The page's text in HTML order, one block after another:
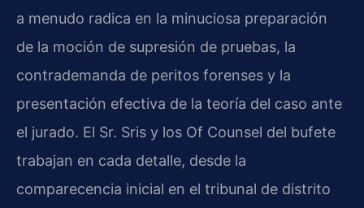
a menudo radica en la minuciosa preparación
de la moción de supresión de pruebas, la
contrademanda de peritos forenses y la
presentación efectiva de la teoría del caso ante
el jurado. El Sr. Sris y los Of Counsel del bufete
trabajan en cada detalle, desde la
comparecencia inicial en el tribunal de distrito